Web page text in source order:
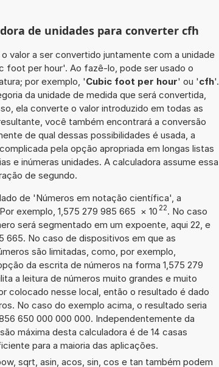
de unidades para converter cfh
valor a ser convertido juntamente com a unidade
foot per hour'. Ao fazê-lo, pode ser usado o
por exemplo, 'Cubic foot per hour' ou 'cfh'.
da unidade de medida que será convertida,
ela converte o valor introduzido em todas as
você também encontrará a conversão
de qual dessas possibilidades é usada, a
pela opção apropriada em longas listas
e inúmeras unidades. A calculadora assume essa
de segundo.
de 'Números em notação científica', a
exemplo, 1,575 279 985 665 × 10 22. No caso
será segmentado em um expoente, aqui 22, e
665. No caso de dispositivos em que as
são limitadas, como, por exemplo,
da escrita de números na forma 1,575 279
a leitura de números muito grandes e muito
colocado nesse local, então o resultado é dado
No caso do exemplo acima, o resultado seria
650 000 000 000. Independentemente da
máxima desta calculadora é de 14 casas
para a maioria das aplicações.
sqrt, asin, acos, sin, cos e tan também podem